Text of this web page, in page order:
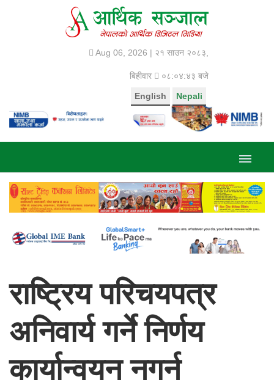
Aug 06, 2026 | २१ साउन २०८३,
बिहीवार ०८:०४:४४ बजे
Nepali
English
राष्ट्रिय परिचयपत्र
अनिवार्य गर्ने निर्णय
कार्यान्वयन नगर्न